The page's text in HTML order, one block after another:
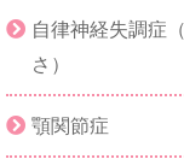
自律神経失調症
さ）
顎関節症